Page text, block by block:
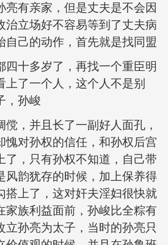
亮有亲家，但是丈夫是不会因
治立场好不容易等到了丈夫病
自己的动作，首先就是找同盟
十多岁了，再找一个重臣明
上了一个人，这个人不是别
，孙峻
，并且长了一副好人面孔，
愧对孙权的信任，和孙权后宫
了，只有孙权不知道，自己带
风韵犹存的时候，加上保养得
搭上了，这对奸夫淫妇很快就
家族利益面前，孙峻比全粽有
立孙亮为太子，当时的孙亮只